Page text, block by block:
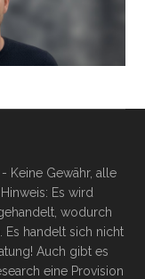
Keine Gewähr, alle
Es wird
wodurch
Es handelt sich nicht
Auch gibt es
eine Provision